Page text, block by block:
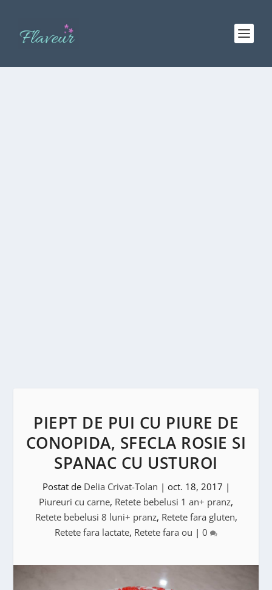
PIEPT DE PUI CU PIURE DE
CONOPIDA, SFECLA ROSIE SI
SPANAC CU USTUROI
Postat de Delia Crivat-Tolan | oct. 18, 2017 |
Piureuri cu carne, Retete bebelusi 1 an+ pranz,
Retete bebelusi 8 luni+ pranz, Retete fara gluten,
Retete fara lactate, Retete fara ou | 0